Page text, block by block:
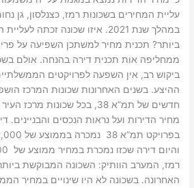
עליית המחירים בשכונות רמז, כצנלסון, גן
במהלך שנת 2021. איזו שכונה
ביותר? תכנית מחיר למשתכן השפיעה על
ממחליפה אות תכנית דירה בהנחה. אולם
ביקוש רב, אין השפעה לפרויקטים
ההיצע. בשנים האחרונות שכונות המרכז
חדשים של תמ”א 38, בכל שכונות
רמז, המערב הוותיק: השכונה המבוקשת
האחרונה. בשכונה לא היו שינויים במחיר